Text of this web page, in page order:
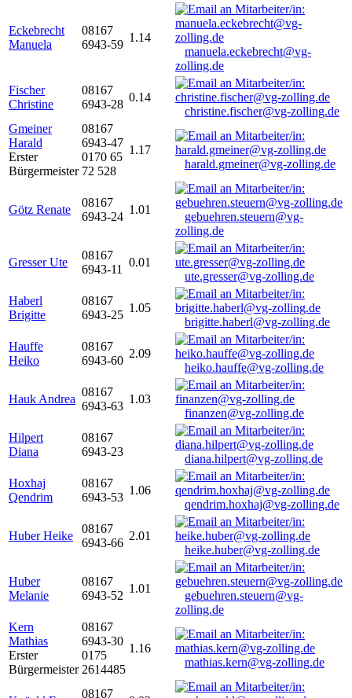
Eckebrecht
Manuela
08167
6943-59
1.14
manuela.eckebrecht@vg-
zolling.de
Fischer
Christine
08167
6943-28
0.14
christine.fischer@vg-zolling.de
Gmeiner
Harald
Erster
Bürgermeister
08167
6943-47
0170 65
72 528
1.17
harald.gmeiner@vg-zolling.de
Götz Renate
08167
6943-24
1.01
gebuehren.steuern@vg-
zolling.de
Gresser Ute
08167
6943-11
0.01
ute.gresser@vg-zolling.de
Haberl
Brigitte
08167
6943-25
1.05
brigitte.haberl@vg-zolling.de
Hauffe
Heiko
08167
6943-60
2.09
heiko.hauffe@vg-zolling.de
Hauk Andrea
08167
6943-63
1.03
finanzen@vg-zolling.de
Hilpert
Diana
08167
6943-23
diana.hilpert@vg-zolling.de
Hoxhaj
Qendrim
08167
6943-53
1.06
qendrim.hoxhaj@vg-zolling.de
Huber Heike
08167
6943-66
2.01
heike.huber@vg-zolling.de
Huber
Melanie
08167
6943-52
1.01
gebuehren.steuern@vg-
zolling.de
Kern
Mathias
Erster
Bürgermeister
08167
6943-30
0175
2614485
1.16
mathias.kern@vg-zolling.de
08167